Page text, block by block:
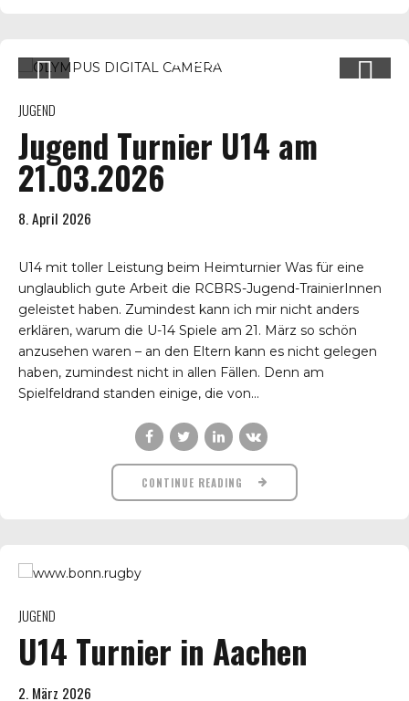
JUGEND
Jugend Turnier U14 am
21.03.2026
8. April 2026
U14 mit toller Leistung beim Heimturnier Was für eine
unglaublich gute Arbeit die RCBRS-Jugend-TrainierInnen
geleistet haben. Zumindest kann ich mir nicht anders
erklären, warum die U-14 Spiele am 21. März so schön
anzusehen waren – an den Eltern kann es nicht gelegen
haben, zumindest nicht in allen Fällen. Denn am
Spielfeldrand standen einige, die von...
CONTINUE READING
JUGEND
U14 Turnier in Aachen
2. März 2026